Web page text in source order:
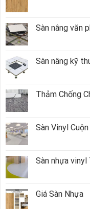
Sàn nâng văn
Sàn nâng kỹ
Thảm Chống
Sàn Vinyl
Sàn nhựa vinyl
Giá Sàn Nhựa